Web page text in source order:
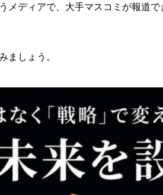
メディアで、大手マスコミが報道
ましょう。